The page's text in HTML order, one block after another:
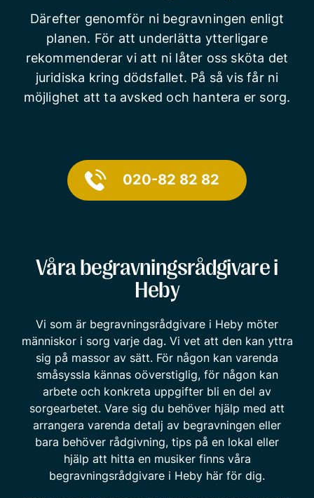
Därefter genomför ni begravningen enligt
planen. För att underlätta ytterligare
rekommenderar vi att ni låter oss sköta det
juridiska kring dödsfallet. På så vis får ni
möjlighet att ta avsked och hantera er sorg.
020-82 82 82
Våra begravningsrådgivare i
Heby
Vi som är begravningsrådgivare i Heby möter
människor i sorg varje dag. Vi vet att den kan yttra
sig på massor av sätt. För någon kan varenda
småsyssla kännas oöverstiglig, för någon kan
arbete och konkreta uppgifter bli en del av
sorgearbetet. Vare sig du behöver hjälp med att
arrangera varenda detalj av begravningen eller
bara behöver rådgivning, tips på en lokal eller
hjälp att hitta en musiker finns våra
begravningsrådgivare i Heby här för dig.